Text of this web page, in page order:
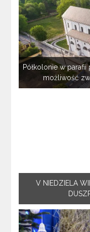
Półkolonie w
możliwość
V NIEDZIELA